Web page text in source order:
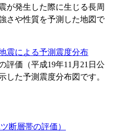
が発生した際に生じる長周
さや性質を予測した地図で
震による予測震度分布
評価（平成19年11月21日公
した予測震度分布図です。
断層帯の評価）